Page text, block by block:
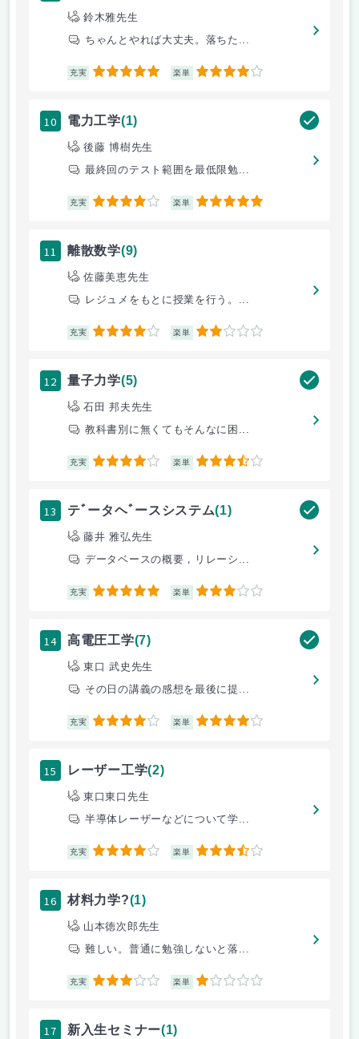
鈴木雅先生
ちゃんとやれば大丈夫。落ちた...
充実 5 楽単 4
10 電力工学(1)
後藤 博樹先生
最終回のテスト範囲を最低限勉...
充実 4 楽単 5
11 離散数学(9)
佐藤美恵先生
レジュメをもとに授業を行う。...
充実 4 楽単 2
12 量子力学(5)
石田 邦夫先生
教科書別に無くてもそんなに困...
充実 4 楽単 3.5
13 テﾞータヘﾞースシステム(1)
藤井 雅弘先生
データベースの概要，リレーシ...
充実 5 楽単 3
14 高電圧工学(7)
東口 武史先生
その日の講義の感想を最後に提...
充実 4 楽単 4
15 レーザー工学(2)
東口東口先生
半導体レーザーなどについて学...
充実 4 楽単 3.5
16 材料力学?(1)
山本徳次郎先生
難しい。普通に勉強しないと落...
充実 3 楽単 1
17 新入生セミナー(1)